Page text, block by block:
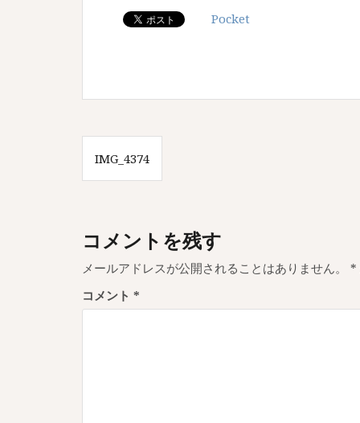
Pocket
投
稿
ビ
ゲ
ー
シ
IMG_4374
コメントを残す
メールアドレスが公開されることはありません。 *
コメント *